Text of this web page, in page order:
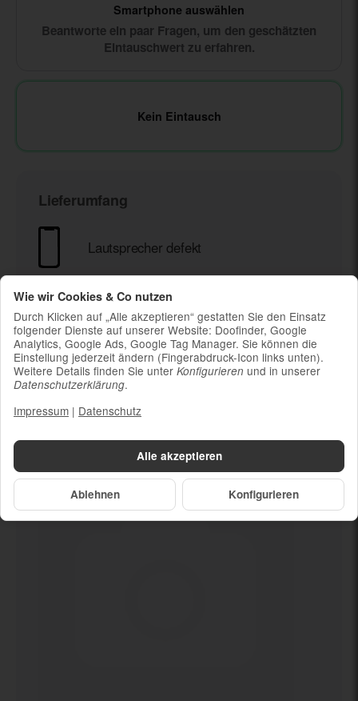
Smartphone auswählen
Beantworte ein paar Fragen, um den geschätzten
Eintauschwert zu erfahren.
Kein Eintausch
Lieferumfang
Lautsprecher defekt
Ladekabel (ohne Ladestecker)
weil die meisten neueren Smartphones
kabelloses Laden ermöglichen, ist kein
Ladestecker im Lieferumfang enthalten
Dein neuesLautsprecher defekt
Alle akzeptieren
Ablehnen Konfigurieren
Wie wir Cookies & Co nutzen
Durch Klicken auf „Alle akzeptieren“ gestatten Sie den Einsatz
folgender Dienste auf unserer Website: Doofinder, Google
Analytics, Google Ads, Google Tag Manager. Sie können die
Einstellung jederzeit ändern (Fingerabdruck-Icon links unten).
Weitere Details finden Sie unter Konfigurieren und in unserer
Datenschutzerklärung.
Impressum | Datenschutz